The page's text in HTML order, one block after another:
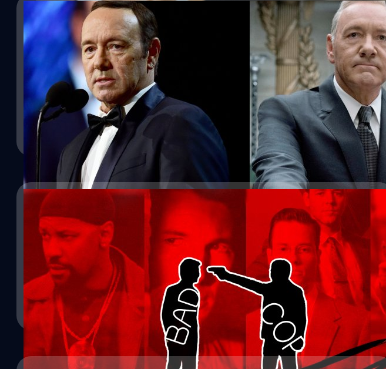
05/08/2022
Kevin Spacey ต้องจ่าย 31 ล้านเหรียญ ให้ทีมสร้าง ‘House of Cards’ หลังมี
ส่วนทำให้ซีรีส์เสียหาย
เมื่อวันที่ 4 สิงหาคม ศาลสูงแห่งเมืองลอสแองเจลิส รัฐแคลิฟอร์เนีย ได้ยืนยันคำพิพากษาตัดสินให้ เควิน
สเปซีย์ (Kevin Spacey) นักแสดงดัง ต้องจ่ายค่าเสียหายเป็นจำนวนเงินกว่า 31 ล้านเหรียญ ให้กับบริษัท
'Media Rights Capital' หรือ 'MRC' ซึ่งเป็นค่ายที่ทำซีรีส์ 'House of Cards' ในซีซัน 6 หลังมีส่วนทำให้ซีรีส์
และบริษัทเสียหาย ผู้พิพากษา เมล เรด ริคาน่า (Mel Red Recana) ได้ยืนยันคำตัดสินชี้ขาดของ
อนุญาโตตุลาการ ที่เคยตัดสินไว้เมื่อเดือนพฤศจิกายนปีที่แล้ว นั่นทำให้สเปซีย์จะต้องจ่ายค่าเสียหายให้กับ
บริษัท MRC 29.5 ล้านเหรียญ และ ค่าทนายความ 1.4 ล้านเหรียญ รวมเป็น 31 ล้านเหรียญ สาเหตุที่ทำให้
MRC ฟ้องร้องสเปซีย์ เกิดขึ้นจากที่ MRC ไล่สเปซีย์ออกจากบท ฟรานซิส อันเดอร์วู้ด…
ปัญญา เสือสิงห์ | 1462 days ago
25/08/2021
7 หนังตำรวจคอร์รัปชัน ที่ไม่ควรพลาด
วงการตำรวจเป็นอีกหนึ่งอาชีพที่ยืนบนเส้นแบ่งระหว่างสีขาวและสีดำ เพราะชีวิตต้องดูแลประชาชนผู้บริสุทธิ์
ที่เป็นสีขาว และบางครั้งก็ต้องเข้าไปแปดเปื้อนพัวพันกับการสะสางคดีอาชญากรรมต่าง ๆ ที่เป็นสีดำเสมอ
บางคนทนแรงยั่วยุไม่ไหวก็กลายเป็นสีเทาจนถึงสีดำเองก็มี และด้วยความที่เป็นอาชีพใกล้ชิดและมีผลกระ
ทบกับชีวิตของคนทั่วไปที่ต้องปฏิบัติตามกฎหมาย ตำรวจจึงเป็นอีกหนึ่งเนื้อหาที่มักถูกหยิบยืมมาใช้ใน
ภาพยนตร์อยู่เสมอไม่ว่าจะวัฒนธรรมใด ๆ ก็ตาม โดยเฉพาะตำรวจที่หลงเข้าสู่ด้านมืดนั้นมีความซับซ้อนและ
ความน่าสนใจในการนำเสนออย่างมากในตัว และนี่คือ 7 หนังตำรวจเลวที่เราแนะนำว่าห้ามพลาด
ธนพล น้อยชูชื่น | 1807 days ago
Read More